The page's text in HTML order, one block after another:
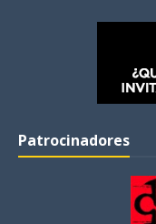
Patrocinadores